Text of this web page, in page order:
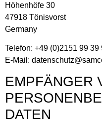
Höhenhöfe 30
47918 Tönisvorst
Germany
Telefon: +49 (0)2151 99 39
E-Mail:
EMPFÄNGER
DATEN